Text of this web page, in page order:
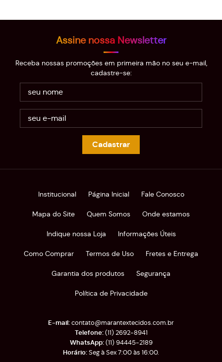
Assine nossa Newsletter
Receba nossas promoções em primeira mão no seu e-mail,
cadastre-se:
Cadastrar
Institucional Página Inicial Fale Conosco
Mapa do Site Quem Somos Onde estamos
Indique nossa Loja Informações Úteis
Como Comprar Termos de Uso Fretes e Entrega
Garantia dos produtos Segurança
Política de Privacidade
(11)2692-8941
(11)94445-2189
Seg à Sex 7:00 às 16:00.
contato@marantextecidos.com.br